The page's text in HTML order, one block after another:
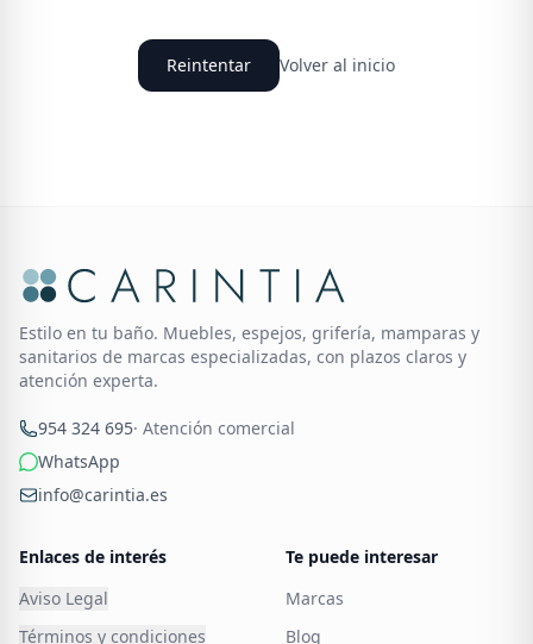
Reintentar Volver al inicio
Estilo en tu baño. Muebles, espejos, grifería, mamparas y
sanitarios de marcas especializadas, con plazos claros y
atención experta.
954 324 695· Atención comercial
WhatsApp
info@carintia.es
Enlaces de interés
Aviso Legal
Términos y condiciones
Te puede interesar
Marcas
Blog